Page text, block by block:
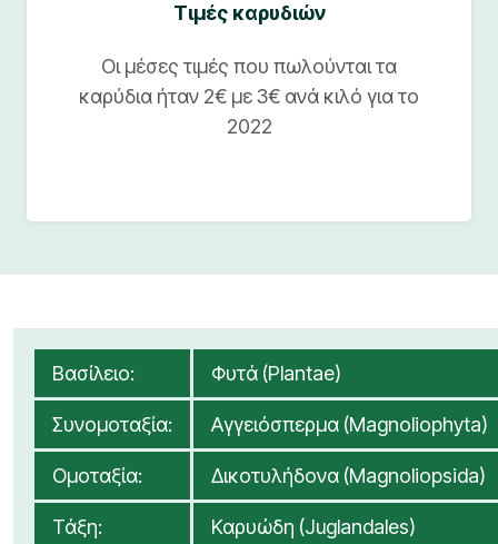
Τιμές καρυδιών
Οι μέσες τιμές που πωλούνται τα
καρύδια ήταν 2€ με 3€ ανά κιλό για το
2022
Βασίλειο: Φυτά (Plantae)
Συνομοταξία: Αγγειόσπερμα (Magnoliophyta)
Ομοταξία: Δικοτυλήδονα (Magnoliopsida)
Τάξη: Καρυώδη (Juglandales)